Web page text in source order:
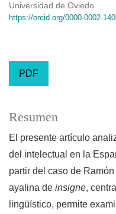
Universidad de Oviedo
https://orcid.org/0000-0002-
PDF
Resumen
El presente artículo
del intelectual en la
partir del caso de
ayalina de insigne,
lingüístico, permite